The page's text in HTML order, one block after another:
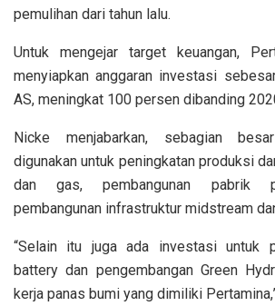
pemulihan dari tahun lalu.
Untuk mengejar target keuangan,
menyiapkan anggaran investasi
AS, meningkat 100 persen dibanding
Nicke menjabarkan, sebagian
digunakan untuk peningkatan produksi
dan gas, pembangunan pabrik
pembangunan infrastruktur midstream
“Selain itu juga ada investasi untuk
battery dan pengembangan Green
kerja panas bumi yang dimiliki